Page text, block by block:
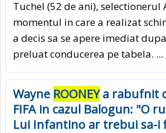
Tuchel (52 de ani), selectionerul
momentul in care a realizat
a decis sa se apere imediat
preluat conducerea pe tabela. ...
Wayne ROONEYa rabufnit
FIFA in cazul Balogun: "O
Lui Infantino ar trebui sa-i